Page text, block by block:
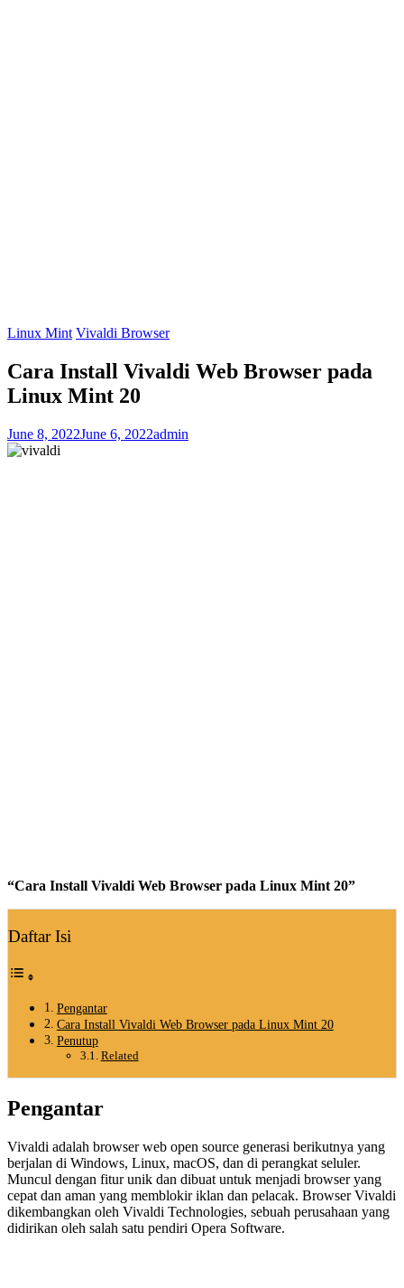
Linux Mint Vivaldi Browser
Cara Install Vivaldi Web Browser pada
Linux Mint 20
June 8, 2022June 6, 2022admin
“Cara Install Vivaldi Web Browser pada Linux Mint 20”
Daftar Isi
Pengantar
Cara Install Vivaldi Web Browser pada Linux Mint 20
Penutup
Related
Pengantar
Vivaldi adalah browser web open source generasi berikutnya yang
berjalan di Windows, Linux, macOS, dan di perangkat seluler.
Muncul dengan fitur unik dan dibuat untuk menjadi browser yang
cepat dan aman yang memblokir iklan dan pelacak. Browser Vivaldi
dikembangkan oleh Vivaldi Technologies, sebuah perusahaan yang
didirikan oleh salah satu pendiri Opera Software.